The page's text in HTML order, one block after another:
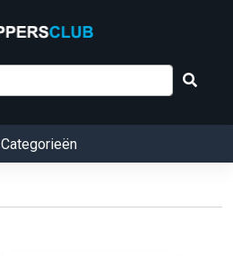
Categorieën